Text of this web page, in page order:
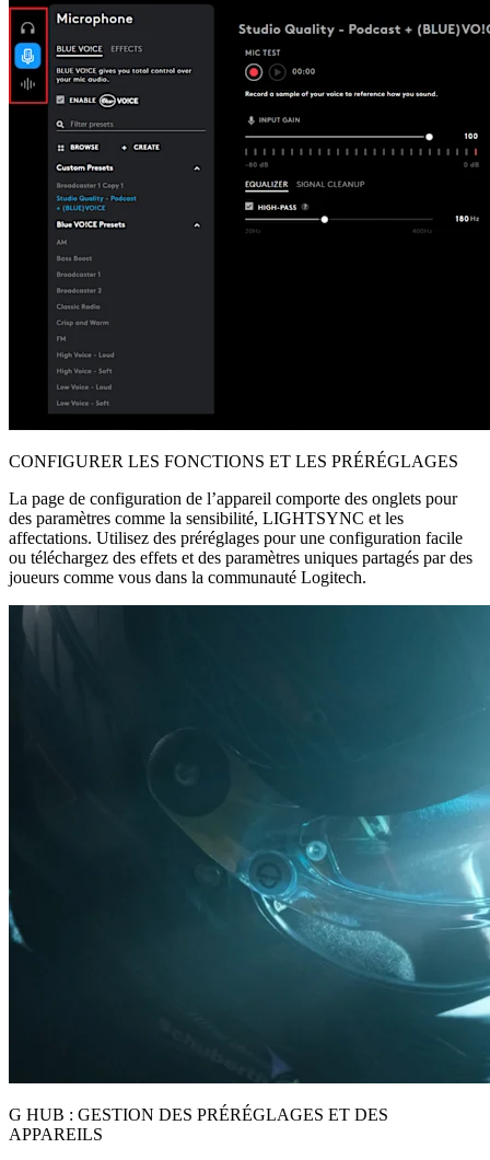
CONFIGURER LES FONCTIONS ET LES PRÉRÉGLAGES
La page de configuration de l’appareil comporte des onglets pour
des paramètres comme la sensibilité, LIGHTSYNC et les
affectations. Utilisez des préréglages pour une configuration facile
ou téléchargez des effets et des paramètres uniques partagés par des
joueurs comme vous dans la communauté Logitech.
G HUB : GESTION DES PRÉRÉGLAGES ET DES
APPAREILS